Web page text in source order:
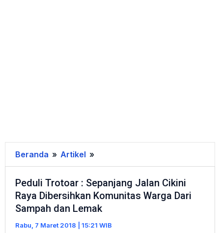
Beranda » Artikel »
Trotoar
:
Sepanjang
Jalan
Cikini
Peduli Trotoar : Sepanjang Jalan Cikini
Raya Dibersihkan Komunitas Warga Dari
Sampah dan Lemak
Rabu, 7 Maret 2018 | 15:21 WIB